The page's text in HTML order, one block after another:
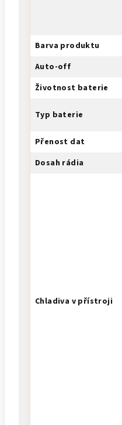
Barva produktu
Auto-off
Životnost baterie
Typ baterie
Přenost dat
Dosah rádia
Chladiva v přístroji